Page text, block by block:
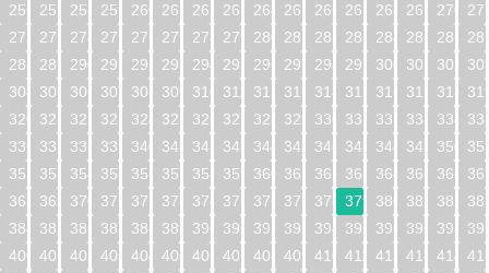
256
257 258 259 260 261 262 263 264 265 266 267 268 269 270
272
273 274 275 276 277 278 279 280 281 282 283 284 285 286
288
289 290 291 292 293 294 295 296 297 298 299 300 301 302
304
305 306 307 308 309 310 311 312 313 314 315 316 317 318
320
321 322 323 324 325 326 327 328 329 330 331 332 333 334
336
337 338 339 340 341 342 343 344 345 346 347 348 349 350
352
353 354 355 356 357 358 359 360 361 362 363 364 365 366
368
369 370 371 372 373 374 375 376 377 378 379 380 381 382
384
385 386 387 388 389 390 391 392 393 394 395 396 397 398
400
401 402 403 404 405 406 407 408 409 410 411 412 413 414